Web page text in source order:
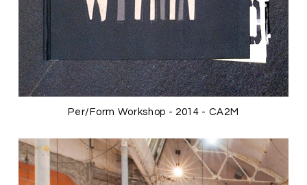
Per/Form Workshop - 2014 - CA2M